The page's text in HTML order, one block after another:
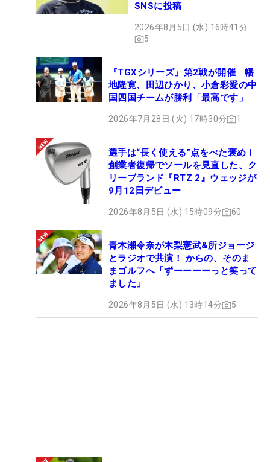
SNSに投稿
2026年8月5日 (水) 16時41分
5
『TGXシリーズ』第2戦が開催 幡
地隆寛、田辺ひかり、小倉彩愛の中
国四国チームが勝利「最高です」
2026年7月28日 (火) 17時30分 1
選手は“長く使える”点をべた褒め！
創業者復帰でソールを見直した、ク
リーブランド『RTZ 2』ウェッジが
9月12日デビュー
2026年8月5日 (水) 15時09分 60
青木瀬令奈が木梨憲武&所ジョージ
とラジオで共演！ からの、そのま
まゴルフへ「ずーーーーっと笑って
ました」
2026年8月5日 (水) 13時14分 5